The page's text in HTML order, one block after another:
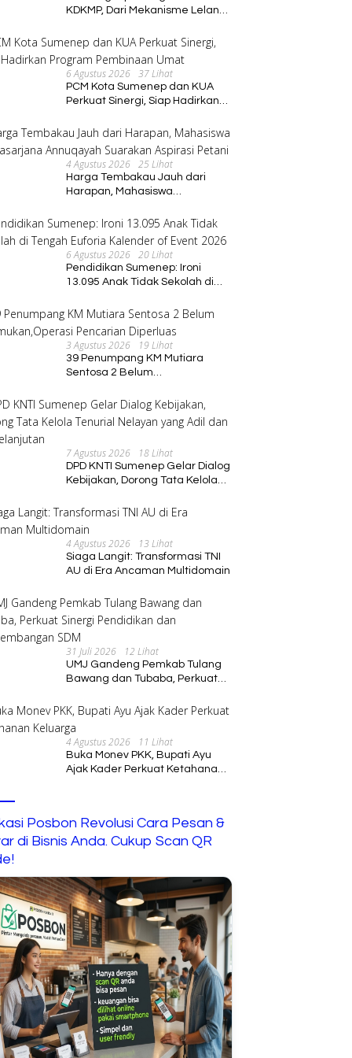
KDKMP, Dari Mekanisme Lelang
6 Agustus 2026 37 Lihat
PCM Kota Sumenep dan KUA
Perkuat Sinergi, Siap Hadirkan
4 Agustus 2026 25 Lihat
Harga Tembakau Jauh dari
Harapan, Mahasiswa
Suarakan Aspirasi Petani
6 Agustus 2026 20 Lihat
Pendidikan Sumenep: Ironi
13.095 Anak Tidak Sekolah di
Event 2026
3 Agustus 2026 19 Lihat
39 Penumpang KM Mutiara
Sentosa 2 Belum
Diperluas
7 Agustus 2026 18 Lihat
DPD KNTI Sumenep Gelar Dialog
Kebijakan, Dorong Tata Kelola
Berkelanjutan
4 Agustus 2026 13 Lihat
Siaga Langit: Transformasi TNI
AU di Era Ancaman Multidomain
31 Juli 2026 12 Lihat
UMJ Gandeng Pemkab Tulang
Bawang dan Tubaba, Perkuat
Pengembangan SDM
4 Agustus 2026 11 Lihat
Buka Monev PKK, Bupati Ayu
Ajak Kader Perkuat Ketahanan
Posbon Revolusi Cara Pesan &
di Bisnis Anda. Cukup Scan QR